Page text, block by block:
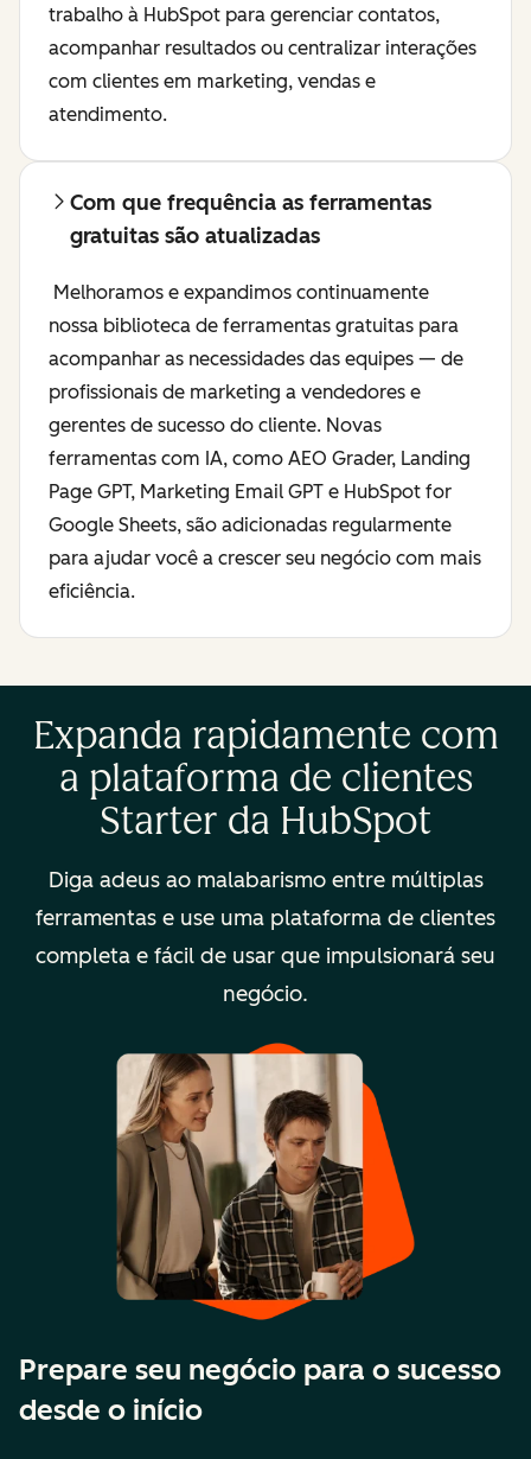
trabalho à HubSpot para gerenciar contatos,
acompanhar resultados ou centralizar interações
com clientes em marketing, vendas e
atendimento.
Com que frequência as ferramentas
gratuitas são atualizadas
Melhoramos e expandimos continuamente
nossa biblioteca de ferramentas gratuitas para
acompanhar as necessidades das equipes — de
profissionais de marketing a vendedores e
gerentes de sucesso do cliente. Novas
ferramentas com IA, como AEO Grader, Landing
Page GPT, Marketing Email GPT e HubSpot for
Google Sheets, são adicionadas regularmente
para ajudar você a crescer seu negócio com mais
eficiência.
Expanda rapidamente com
a plataforma de clientes
Starter da HubSpot
Diga adeus ao malabarismo entre múltiplas
ferramentas e use uma plataforma de clientes
completa e fácil de usar que impulsionará seu
negócio.
Prepare seu negócio para o sucesso
desde o início